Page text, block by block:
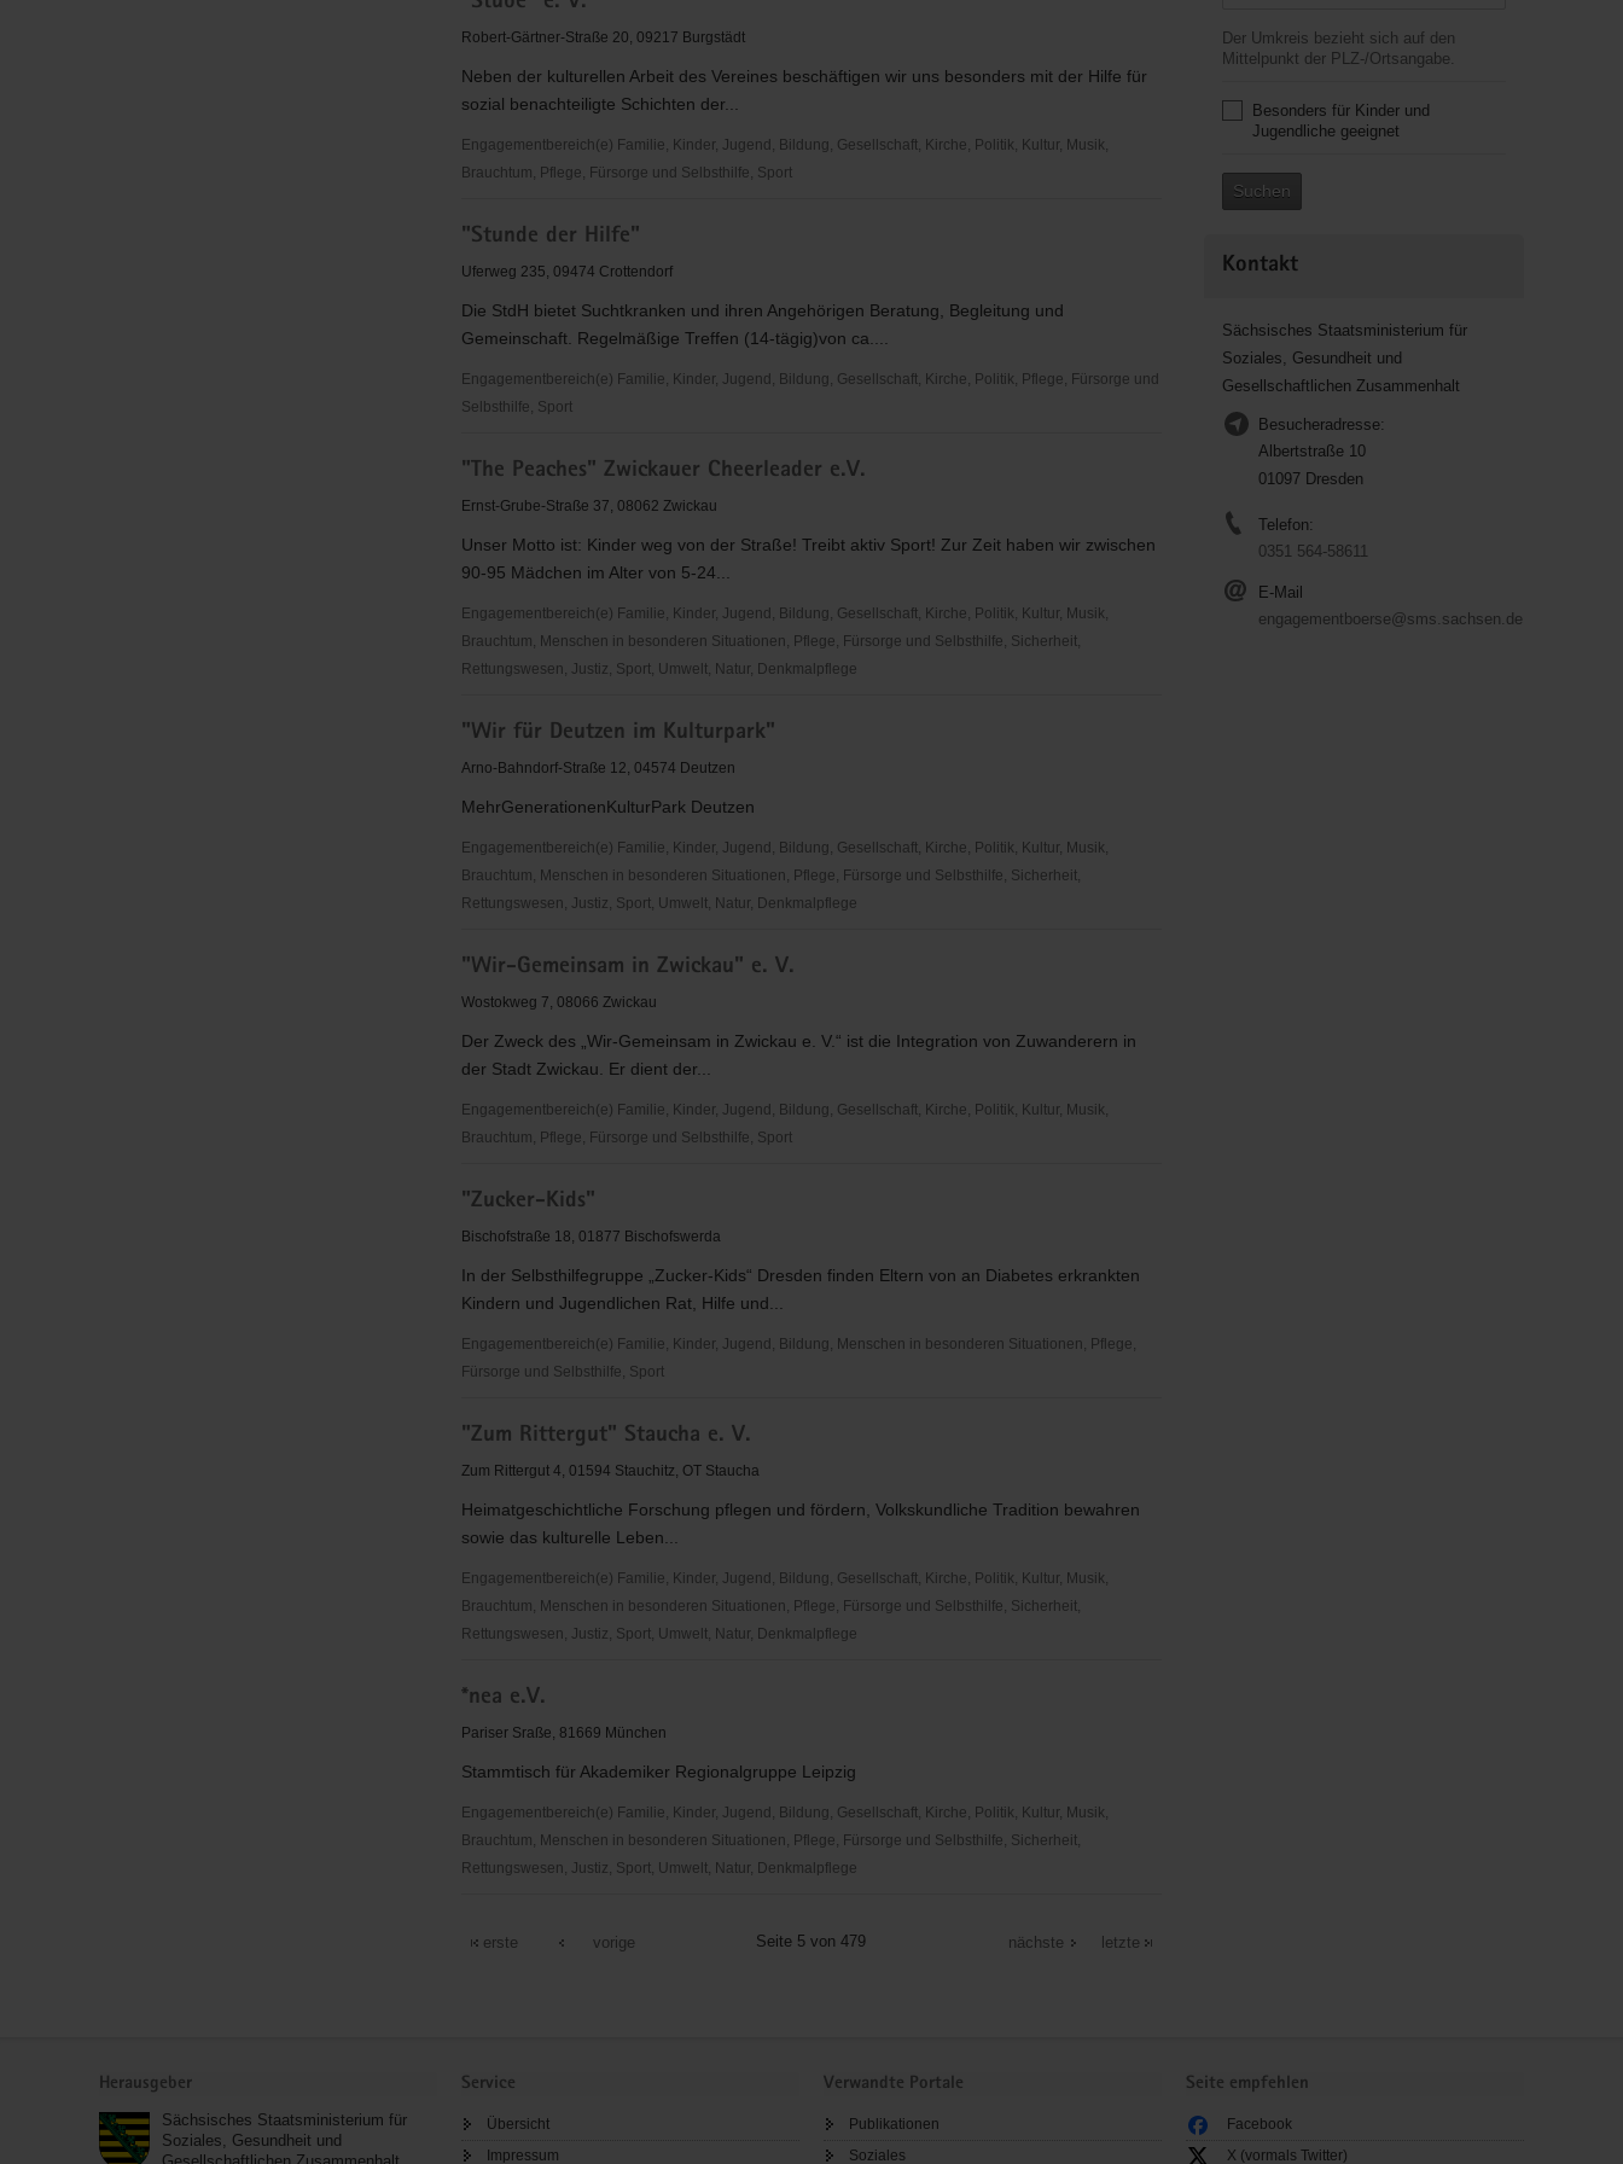
Show-
Cheerdance-
Gruppe
Robert-Gärtner-Straße 20, 09217 Burgstädt
Neben der kulturellen Arbeit des Vereines beschäftigen wir uns besonders mit der Hilfe für
sozial benachteiligte Schichten der...
Engagementbereich(e) Familie, Kinder, Jugend, Bildung, Gesellschaft, Kirche, Politik, Kultur, Musik,
Brauchtum, Pflege, Fürsorge und Selbsthilfe, Sport
e.
V.
"Stunde der Hilfe"
Uferweg 235, 09474 Crottendorf
Die StdH bietet Suchtkranken und ihren Angehörigen Beratung, Begleitung und
Gemeinschaft. Regelmäßige Treffen (14-tägig)von ca....
Engagementbereich(e) Familie, Kinder, Jugend, Bildung, Gesellschaft, Kirche, Politik, Pflege, Fürsorge und
Selbsthilfe, Sport
der
Hilfe"
"The Peaches" Zwickauer Cheerleader e.V.
Ernst-Grube-Straße 37, 08062 Zwickau
Unser Motto ist: Kinder weg von der Straße! Treibt aktiv Sport! Zur Zeit haben wir zwischen
90-95 Mädchen im Alter von 5-24...
Engagementbereich(e) Familie, Kinder, Jugend, Bildung, Gesellschaft, Kirche, Politik, Kultur, Musik,
Brauchtum, Menschen in besonderen Situationen, Pflege, Fürsorge und Selbsthilfe, Sicherheit,
Rettungswesen, Justiz, Sport, Umwelt, Natur, Denkmalpflege
Peaches"
Zwickauer
e.V.
"Wir für Deutzen im Kulturpark"
Arno-Bahndorf-Straße 12, 04574 Deutzen
MehrGenerationenKulturPark Deutzen
Engagementbereich(e) Familie, Kinder, Jugend, Bildung, Gesellschaft, Kirche, Politik, Kultur, Musik,
Brauchtum, Menschen in besonderen Situationen, Pflege, Fürsorge und Selbsthilfe, Sicherheit,
Rettungswesen, Justiz, Sport, Umwelt, Natur, Denkmalpflege
für
Deutzen
Kulturpark"
"Wir-Gemeinsam in Zwickau" e. V.
Wostokweg 7, 08066 Zwickau
Der Zweck des „Wir-Gemeinsam in Zwickau e. V.“ ist die Integration von Zuwanderern in
der Stadt Zwickau. Er dient der...
Engagementbereich(e) Familie, Kinder, Jugend, Bildung, Gesellschaft, Kirche, Politik, Kultur, Musik,
Brauchtum, Pflege, Fürsorge und Selbsthilfe, Sport
Gemeinsam
in
e.
V.
"Zucker-Kids"
Bischofstraße 18, 01877 Bischofswerda
In der Selbsthilfegruppe „Zucker-Kids“ Dresden finden Eltern von an Diabetes erkrankten
Kindern und Jugendlichen Rat, Hilfe und...
Engagementbereich(e) Familie, Kinder, Jugend, Bildung, Menschen in besonderen Situationen, Pflege,
Fürsorge und Selbsthilfe, Sport
Kids"
"Zum Rittergut" Staucha e. V.
Zum Rittergut 4, 01594 Stauchitz, OT Staucha
Heimatgeschichtliche Forschung pflegen und fördern, Volkskundliche Tradition bewahren
sowie das kulturelle Leben...
Engagementbereich(e) Familie, Kinder, Jugend, Bildung, Gesellschaft, Kirche, Politik, Kultur, Musik,
Brauchtum, Menschen in besonderen Situationen, Pflege, Fürsorge und Selbsthilfe, Sicherheit,
Rettungswesen, Justiz, Sport, Umwelt, Natur, Denkmalpflege
Rittergut"
Staucha
V.
*nea e.V.
Pariser Sraße, 81669 München
Stammtisch für Akademiker Regionalgruppe Leipzig
Engagementbereich(e) Familie, Kinder, Jugend, Bildung, Gesellschaft, Kirche, Politik, Kultur, Musik,
Brauchtum, Menschen in besonderen Situationen, Pflege, Fürsorge und Selbsthilfe, Sicherheit,
Rettungswesen, Justiz, Sport, Umwelt, Natur, Denkmalpflege
erste vorige Seite 5 von 479 nächste letzte
Der Umkreis bezieht sich auf den
Mittelpunkt der PLZ-/Ortsangabe.
Besonders für Kinder und
Jugendliche geeignet
Suchen
Kontakt
Sächsisches Staatsministerium für
Soziales, Gesundheit und
Gesellschaftlichen Zusammenhalt
Besucheradresse:
Albertstraße 10
01097 Dresden
Telefon:
0351 564-58611
E-Mail
engagementboerse@sms.sachsen.de
Herausgeber
Sächsisches Staatsministerium für
Soziales, Gesundheit und
Service
Übersicht
Impressum
Verwandte Portale
Publikationen
Soziales
Seite empfehlen
Facebook
X (vormals Twitter)